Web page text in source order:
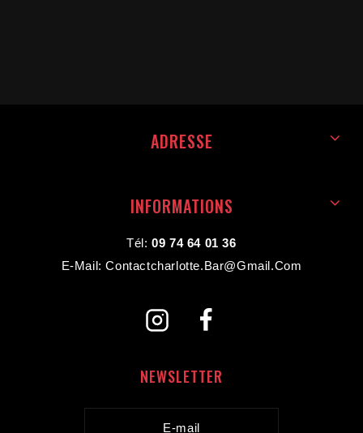
ADRESSE
INFORMATIONS
Tél:09 74 64 01 36
E-Mail: Contactcharlotte.bar@gmail.com
NEWSLETTER